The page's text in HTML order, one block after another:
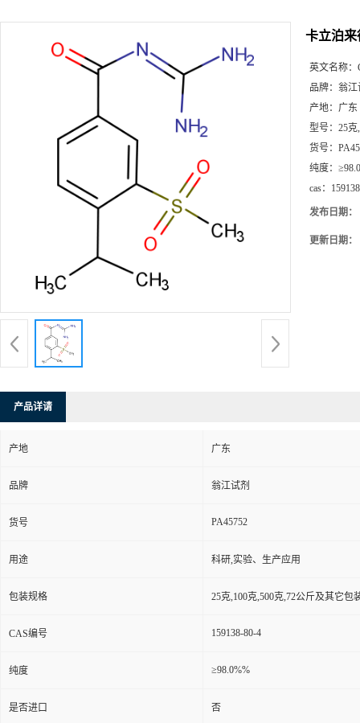
卡立泊来
英文名称：
品牌： 翁江
产地： 广东
型号： 25克
货号：
纯度：
cas：
发布日期：
更新日期：
产品详请
产地 广东
品牌 翁江试剂
货号 PA45752
用途 科研,实验、生产应用
包装规格 25克,100克,500克,72公斤及其它包
CAS编号 159138-80-4
纯度 ≥98.0%%
是否进口 否